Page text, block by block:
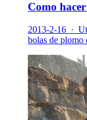
Como
2013-2-16 ·
bolas de plomo